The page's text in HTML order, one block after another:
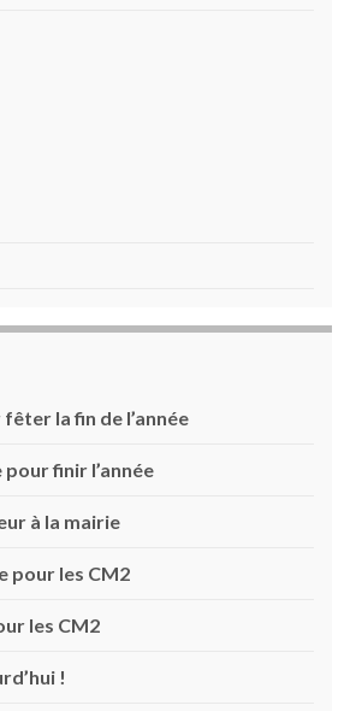
la fin de l’année
finir l’année
à la mairie
pour les CM2
les CM2
!